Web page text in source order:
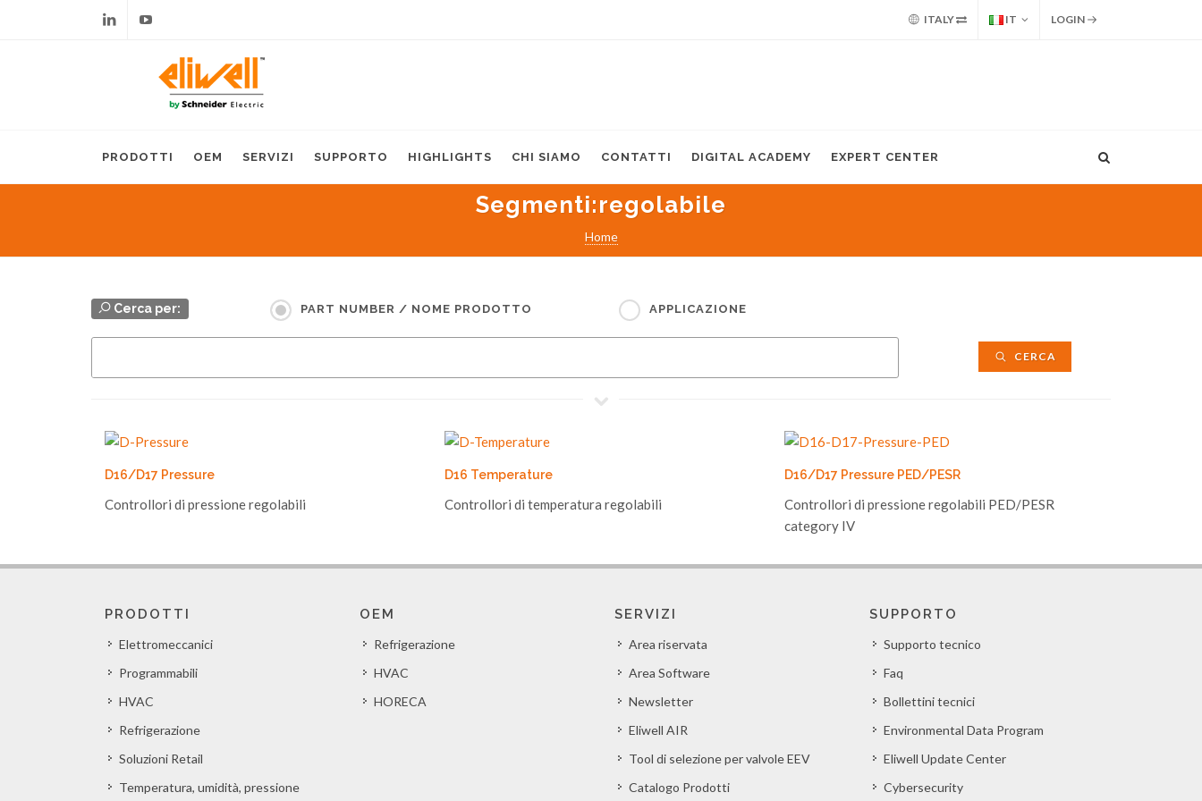
ITALY IT LOGIN
PRODOTTI OEM SERVIZI SUPPORTO HIGHLIGHTS CHI SIAMO CONTATTI DIGITAL ACADEMY EXPERT CENTER
Segmenti:regolabile
Home
Cerca per: PART NUMBER / NOME PRODOTTO APPLICAZIONE
CERCA
D16/D17 Pressure
Controllori di pressione regolabili
D16 Temperature
Controllori di temperatura regolabili
D16/D17 Pressure PED/PESR
Controllori di pressione regolabili PED/PESR
category IV
PRODOTTI
Elettromeccanici
Programmabili
HVAC
Refrigerazione
Soluzioni Retail
Temperatura, umidità, pressione
OEM
Refrigerazione
HVAC
HORECA
SERVIZI
Area riservata
Area Software
Newsletter
Eliwell AIR
Tool di selezione per valvole EEV
Catalogo Prodotti
SUPPORTO
Supporto tecnico
Faq
Bollettini tecnici
Environmental Data Program
Eliwell Update Center
Cybersecurity